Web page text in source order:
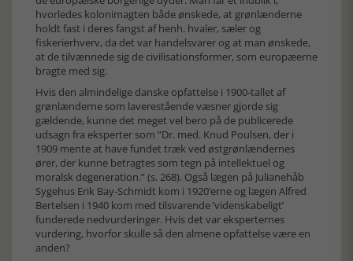
hvorledes kolonimagten både ønskede, at grønlænderne
holdt fast i deres fangst af henh. hvaler, sæler og
fiskerierhverv, da det var handelsvarer og at man ønskede,
at de tilvænnede sig de civilisationsformer, som europæerne
bragte med sig.
Hvis den almindelige danske opfattelse i 1900-tallet af
grønlænderne som laverestående væsner gjorde sig
gældende, kunne det meget vel bero på de publicerede
udsagn fra eksperter som ”Dr. med. Knud Poulsen, der i
1909 mente at have fundet træk ved østgrønlændernes
ører, der kunne betragtes som tegn på intellektuel og
moralsk degeneration.” (s. 268). Også lægen på Julianehåb
Sygehus Erik Bay-Schmidt kom i 1920’erne og lægen Alfred
Bertelsen i 1940 kom med tilsvarende ’videnskabeligt’
funderede nedvurderinger. Hvis det var eksperternes
vurdering, hvorfor skulle så den almene opfattelse være en
anden?